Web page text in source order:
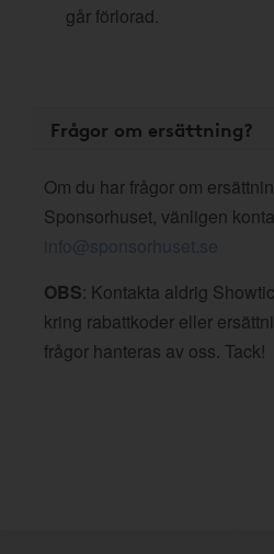
går förlorad.
Frågor om ersättning?
Om du har frågor om
Sponsorhuset, vänligen
info@sponsorhuset.se
OBS: Kontakta aldrig
kring rabattkoder eller
frågor hanteras av oss. Tack!